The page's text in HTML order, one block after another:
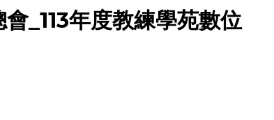
_113年度教練學苑數位